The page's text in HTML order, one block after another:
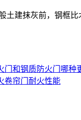
建抹灰前，钢框比
门和钢质防火门哪种
卷帘门耐火性能